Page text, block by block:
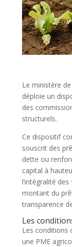
Le ministère
déploie un
des
structurels.
Ce dispositif
souscrit des
dette ou
capital à
l’intégralité
montant du
transparence
Les
Les conditions
une PME